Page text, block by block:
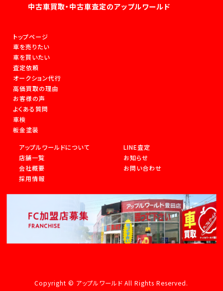
中古車買取・中古車査定のアップルワールド
トップページ
車を売りたい
車を買いたい
査定依頼
オークション代行
高価買取の理由
お客様の声
よくある質問
車検
板金塗装
アップルワールドについて
店舗一覧
会社概要
採用情報
LINE査定
お知らせ
お問い合わせ
Copyright © アップルワールド All Rights Reserved.